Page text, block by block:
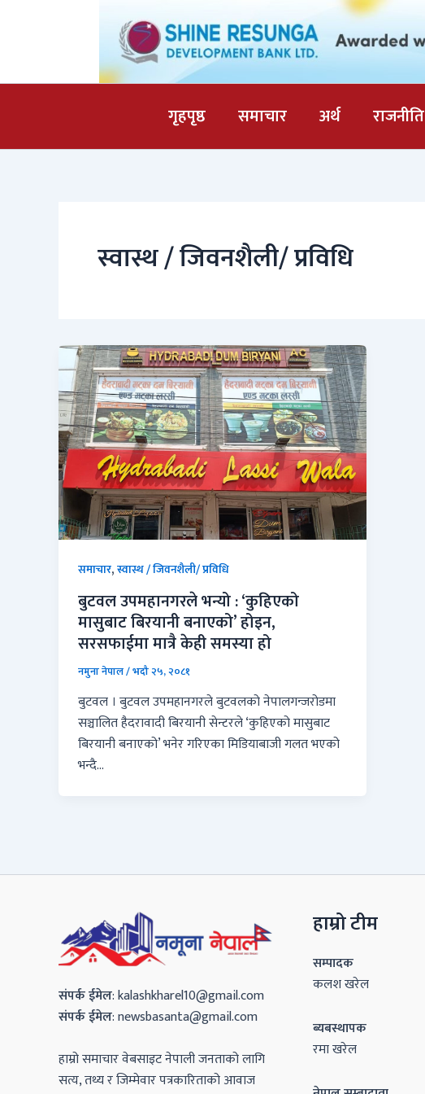
गृहपृष्ठ समाचार अर्थ राजनीति
स्वास्थ / जिवनशैली/ प्रविधि
समाचार,स्वास्थ / जिवनशैली/ प्रविधि
बुटवल उपमहानगरले भन्यो : ‘कुहिएको
मासुबाट बिरयानी बनाएको’ होइन,
सरसफाईमा मात्रै केही समस्या हो
नमुना नेपाल/भदौ २५, २०८१
बुटवल । बुटवल उपमहानगरले बुटवलको नेपालगन्जरोडमा
सञ्चालित हैदरावादी बिरयानी सेन्टरले ‘कुहिएको मासुबाट
बिरयानी बनाएको’ भनेर गरिएका मिडियाबाजी गलत भएको
भन्दै…
संपर्कईमेल:kalashkharel10@gmail.com
संपर्कईमेल:newsbasanta@gmail.com
हाम्रो समाचार वेबसाइट नेपाली जनताको लागि
सत्य, तथ्य र जिम्मेवार पत्रकारिताको आवाज
हाम्रो टीम
सम्पादक
कलश खरेल
ब्यबस्थापक
रमा खरेल